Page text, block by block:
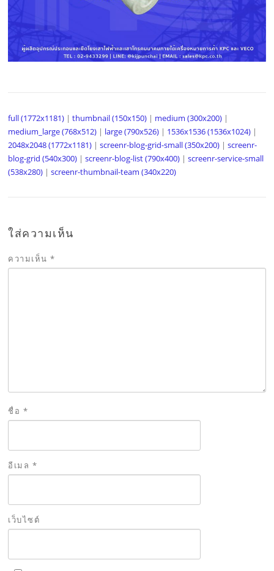
full (1772x1181) |thumbnail (150x150) | medium (300x200) |
medium_large (768x512) | large (790x526) | 1536x1536 (1536x1024) |
2048x2048 (1772x1181) |screenr-blog-grid-small (350x200) |screenr-
blog-grid (540x300) |screenr-blog-list (790x400) |screenr-service-small
(538x280) |screenr-thumbnail-team (340x220)
ใส่ความเห็น
ความเห็น*
ชื่อ *
อีเมล *
เว็บไซต์